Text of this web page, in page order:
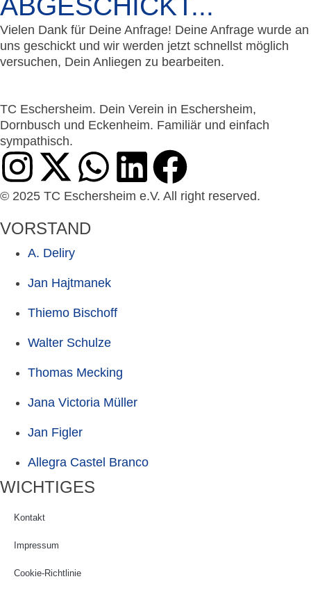
ABGESCHICKT...
Vielen Dank für Deine Anfrage! Deine Anfrage wurde an
uns geschickt und wir werden jetzt schnellst möglich
versuchen, Dein Anliegen zu bearbeiten.
TC Eschersheim. Dein Verein in Eschersheim,
Dornbusch und Eckenheim. Familiär und einfach
sympathisch.
© 2025 TC Eschersheim e.V. All right reserved.
VORSTAND
A. Deliry
Jan Hajtmanek
Thiemo Bischoff
Walter Schulze
Thomas Mecking
Jana Victoria Müller
Jan Figler
Allegra Castel Branco
WICHTIGES
Kontakt
Impressum
Cookie-Richtlinie